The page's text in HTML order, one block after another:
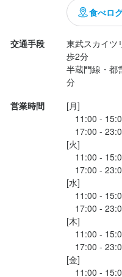
食べロ
交通手段
東武スカイツ
歩2分
半蔵門線・都
分
営業時間
[月]
11:00 -
17:00 -
[火]
11:00 -
17:00 -
[水]
11:00 -
17:00 -
[木]
11:00 -
17:00 -
[金]
11:00 -
法人名・事業者名
最終更新日2025/09/12